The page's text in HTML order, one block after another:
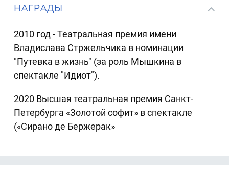
НАГРАДЫ
2010 год - Театральная премия имени
Владислава Стржельчика в номинации
"Путевка в жизнь" (за роль Мышкина в
спектакле "Идиот").
2020 Высшая театральная премия Санкт-
Петербурга «Золотой софит» в спектакле
(«Сирано де Бержерак»